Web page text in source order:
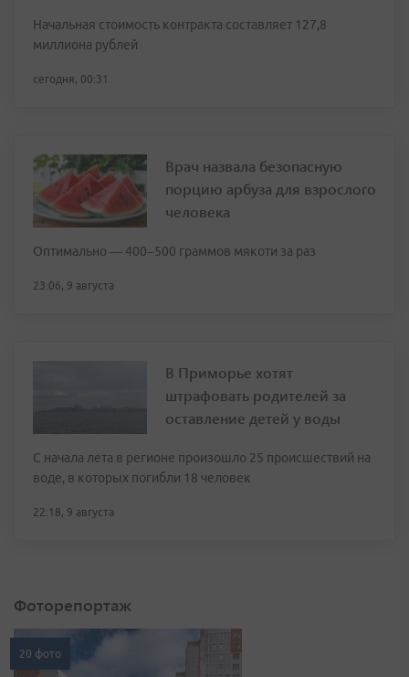
Начальная стоимость контракта составляет 127,8
миллиона рублей
сегодня, 00:31
Врач назвала безопасную
порцию арбуза для взрослого
человека
Оптимально — 400–500 граммов мякоти за раз
23:06, 9 августа
В Приморье хотят
штрафовать родителей за
оставление детей у воды
С начала лета в регионе произошло 25 происшествий на
воде, в которых погибли 18 человек
22:18, 9 августа
Фоторепортаж
20 фото